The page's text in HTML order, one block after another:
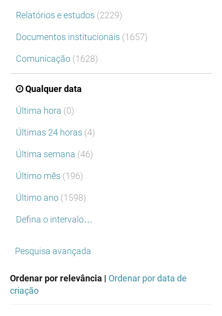
Relatórios e estudos (2229)
Documentos institucionais (1657)
Comunicação (1628)
Qualquer data
Última hora (0)
Últimas 24 horas (4)
Última semana (46)
Último mês (196)
Último ano (1598)
Defina o intervalo…
Pesquisa avançada
Ordenar por relevância | Ordenar por data de
criação